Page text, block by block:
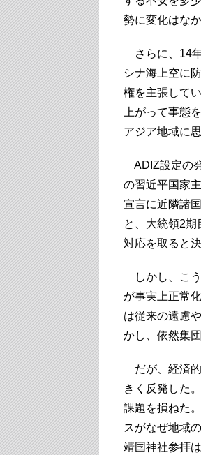
勢に変化はな
さらに、14
シナ海上空に
権を主張して
上がって事態
アジア地域に
ADIZ設定の
の習近平国家
宣言に近隣諸
と、大統領2
対応を取ると決
しかし、こう
が事実上正常
は従来の遠慮
かし、依然集
だが、経済的
きく反発した
課題を損ねた
スがなぜ地域
靖国神社参拝